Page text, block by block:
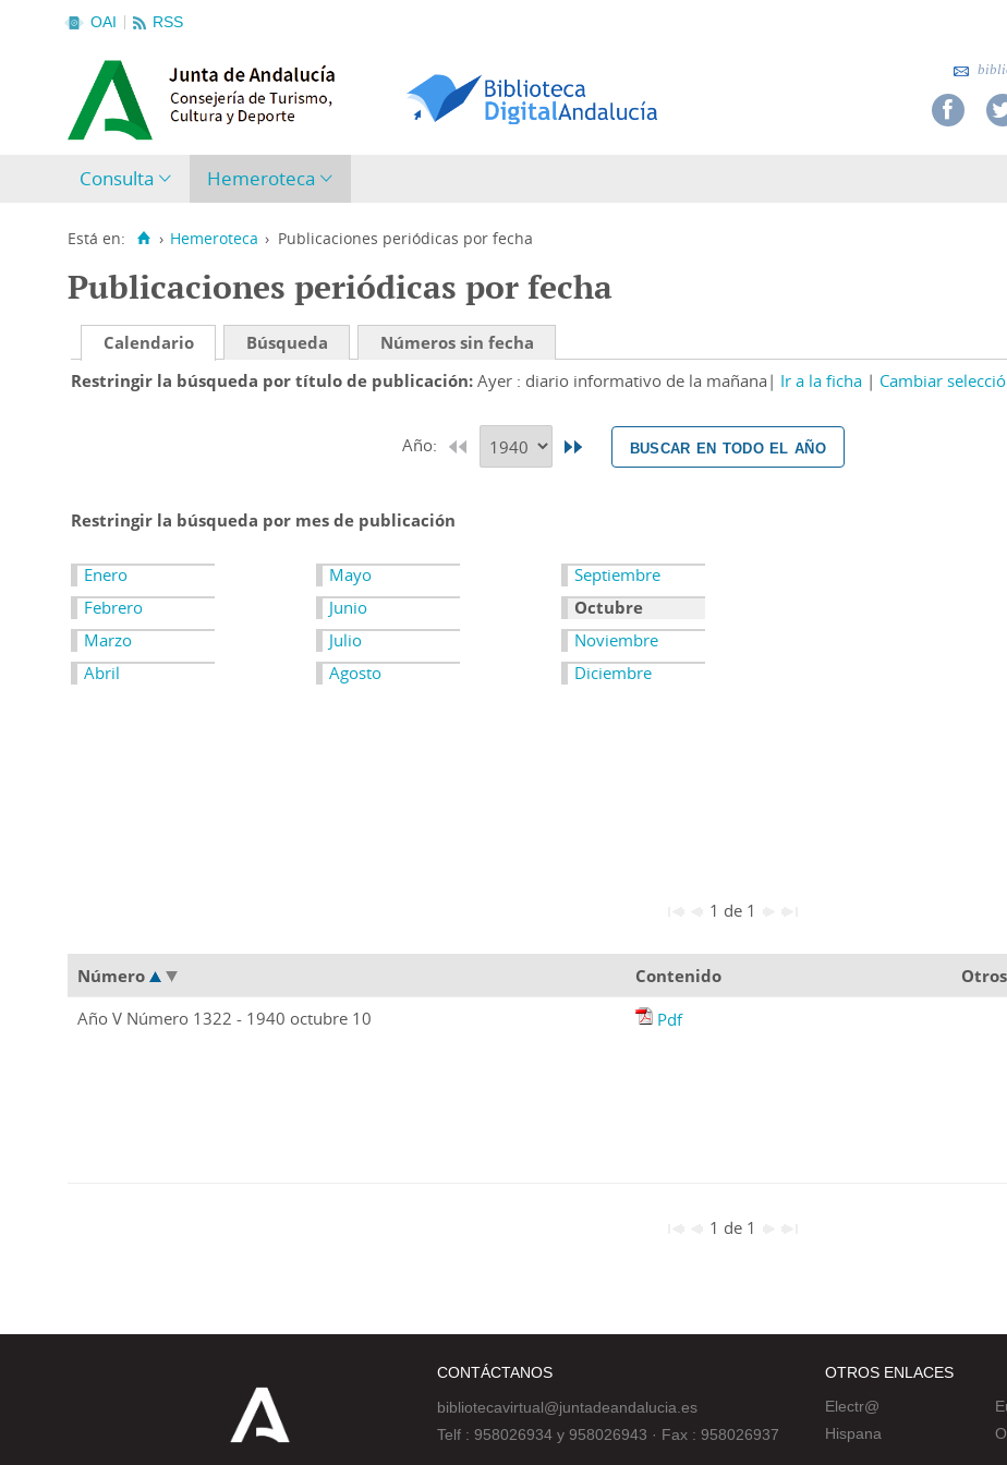
OAI RSS
Consulta Hemeroteca
Está en: › Hemeroteca › Publicaciones periódicas por fecha
Publicaciones periódicas por fecha
Calendario Búsqueda
Números sin fecha
Restringir la búsqueda por título de publicación Ayer : diario informativo de la mañana Ir a la ficha Cambiar
Año: buscar en todo el año
Restringir la búsqueda por mes de publicación
Enero
Febrero
Marzo
Abril
Mayo
Junio
Julio
Agosto
Septiembre
Octubre
Noviembre
Diciembre
1 de 1
Número Contenido Otros
Año V Número 1322 - 1940 octubre 10
Pdf
1 de 1
CONTÁCTANOS
bibliotecavirtual@juntadeandalucia.es
Telf : 958026934 y 958026943 · Fax : 958026937
OTROS ENLACES
Electr@
Hispana